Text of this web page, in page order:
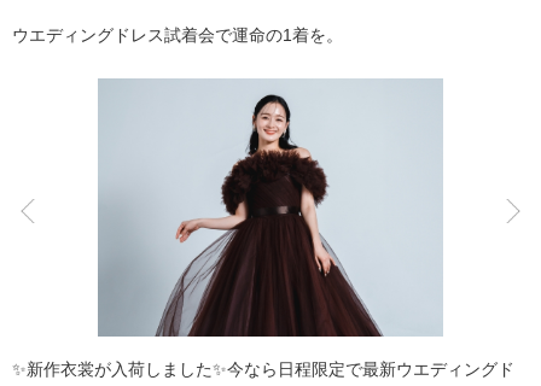
オプション
アクセス/TEL スタジオトップ
結婚式場での撮影
ウエディングドレス試着会で運命の1着を。
✨新作衣裳が入荷しました✨今なら日程限定で最新ウエディングド